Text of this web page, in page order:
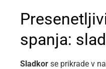
spanja:
Sladkor se prikrade v